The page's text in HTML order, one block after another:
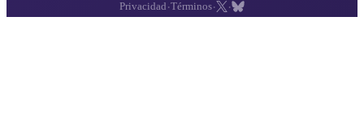
Privacidad ·Términos· ·